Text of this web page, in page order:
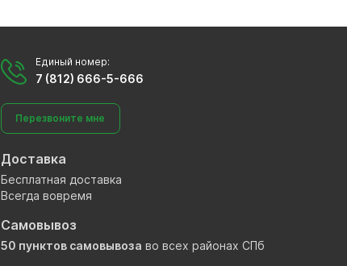
Единый номер:
7 (812) 666-5-666
Перезвоните мне
Доставка
Бесплатная доставка
Всегда вовремя
Самовывоз
50 пунктов самовывоза во всех районах СПб